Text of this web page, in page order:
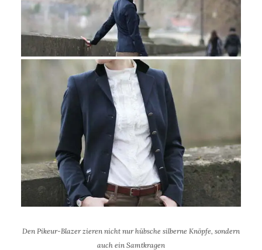
Den Pikeur-Blazer zieren nicht nur hübsche silberne Knöpfe, sondern
auch ein Samtkragen